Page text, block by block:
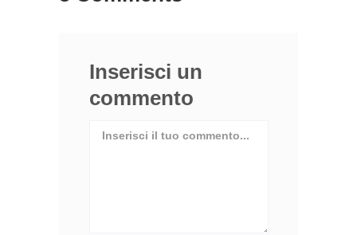
Inserisci un
commento